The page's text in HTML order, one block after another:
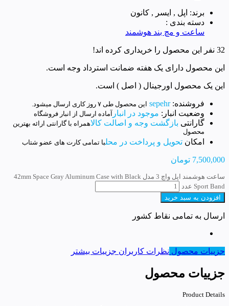
برند: اپل , ایسر , کانون
دسته بندی :
ساعت و مچ بند هوشمند
32 نفر این محصول را خریداری کرده اند!
این محصول دارای یک هفته ضمانت استرداد وجه است.
این یک محصول اورجینال ( اصل ) است.
فروشنده:sepehr این محصول طی ۷ روز کاری ارسال میشود.
وضعیت انبار: موجود در انبار آماده ارسال از انبار فروشگاه
گارانتی بازگشت وجه و اصالت کالاهمراه با گارانتی ارائه بهترین
محصول
امکان تحویل و پرداخت در محلبا تمامی کارت های عضو شتاب
7,500,000 تومان
ساعت هوشمند اپل واچ 3 مدل 42mm Space Gray Aluminum Case with Black
Sport Band عدد
افزودن به سبد خرید
ارسال به تمامی نقاط کشور
جزییات محصول نظرات کاربران جزییات بیشتر
جزییات محصول
Product Details